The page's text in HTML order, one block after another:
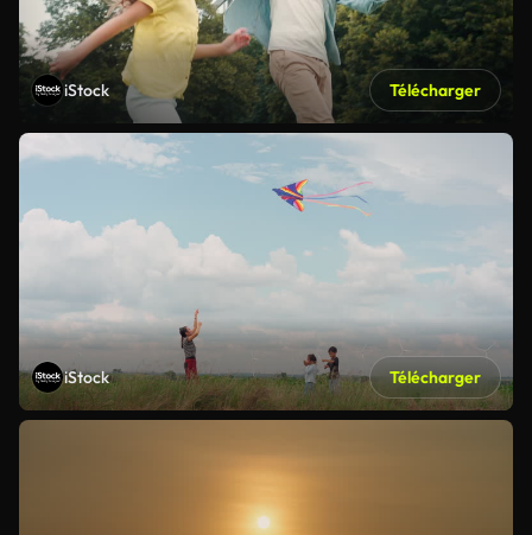
iStock Télécharger
iStock Télécharger